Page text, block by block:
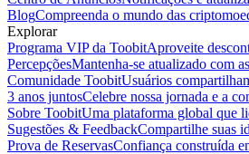
BlogCompreenda o mundo das
Explorar
Programa VIP da ToobitAproveite
PercepçõesMantenha-se atualizado com
Comunidade ToobitUsuários
3 anos juntosCelebre nossa jornada e a
Sobre ToobitUma plataforma global que
Sugestões & FeedbackCompartilhe suas
Prova de ReservasConfiança construída